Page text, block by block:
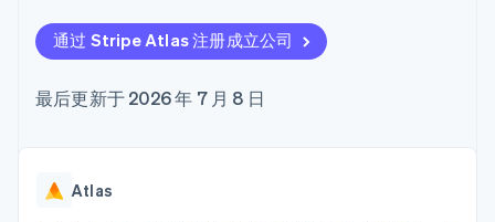
灵活的 UI 组件
Payment
接入 125+ 种支
付方式
线下支付
Boost
Revenue
Recognition
Stripe Sigma
自定义报告
数据同步
应用内支付
交易市场
资金管理
SaaS
提供按用量计费
发行稳定币支持的支付卡
通过智能体配置和管理服
公司
产品路线图
通过 Stripe Atlas 注册成立公司
最后更新于 2026 年 7 月 8 日
Atlas